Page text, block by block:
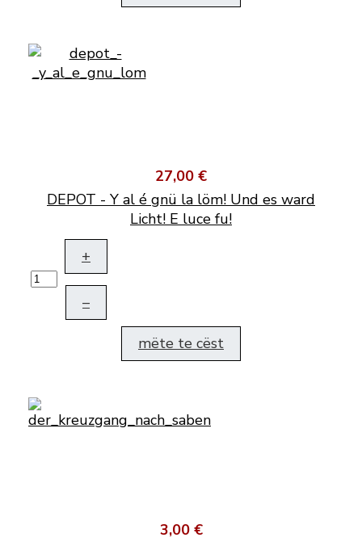
27,00 €
DEPOT - Y al é gnü la löm! Und es ward
Licht! E luce fu!
+
–
mëte te cëst
3,00 €